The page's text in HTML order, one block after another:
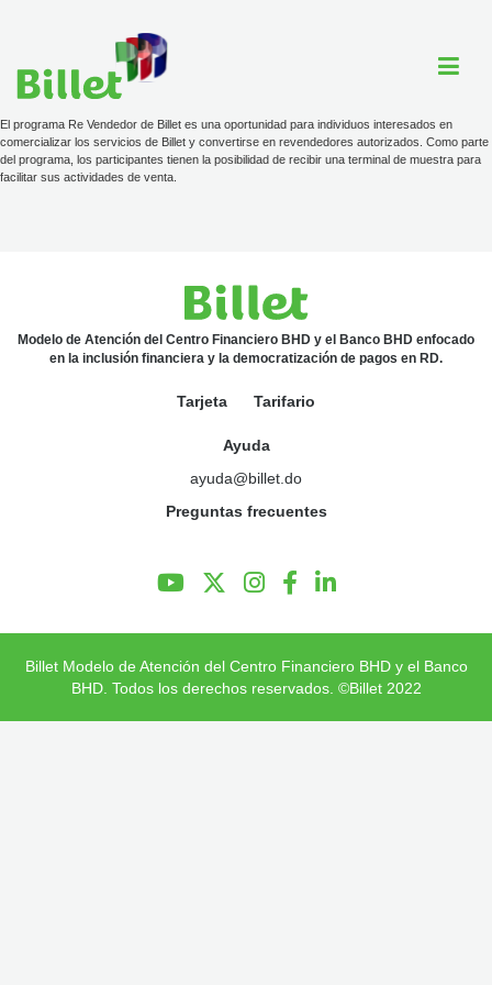
Cuenta Billet
Preguntas Frecuentes
El programa Re Vendedor de Billet es una oportunidad para individuos interesados en
comercializar los servicios de Billet y convertirse en revendedores autorizados. Como parte
del programa, los participantes tienen la posibilidad de recibir una terminal de muestra para
facilitar sus actividades de venta.
Modelo de Atención del Centro Financiero BHD y el Banco BHD enfocado
en la inclusión financiera y la democratización de pagos en RD.
Tarjeta Tarifario
Ayuda
ayuda@billet.do
Preguntas frecuentes
Billet Modelo de Atención del Centro Financiero BHD y el Banco
BHD. Todos los derechos reservados. ©Billet 2022